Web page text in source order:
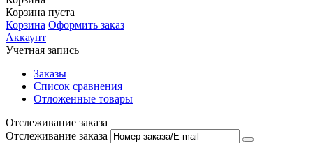
Корзина пуста
Корзина Оформить заказ
Аккаунт
Учетная запись
Заказы
Список сравнения
Отложенные товары
Отслеживание заказа
Отслеживание заказа